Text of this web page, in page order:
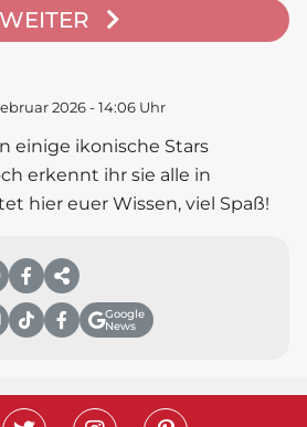
WEITER
2026 - 14:06 Uhr
einige ikonische Stars
erkennt ihr sie alle in
hier euer Wissen, viel Spaß!
Google
News